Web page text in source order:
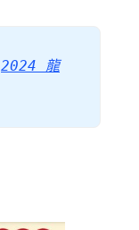
2024 龍